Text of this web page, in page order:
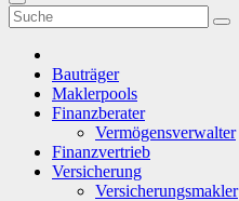
Bauträger
Maklerpools
Finanzberater
Vermögensverwalter
Finanzvertrieb
Versicherung
Versicherungsmakler